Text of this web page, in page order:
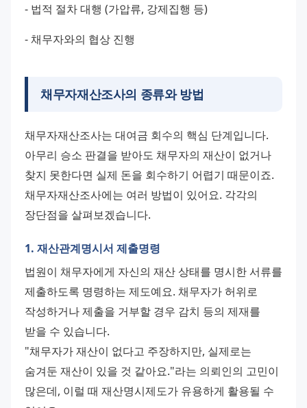
- 법적 절차 대행 (가압류, 강제집행 등)
- 채무자와의 협상 진행
채무자재산조사의 종류와 방법
채무자재산조사는 대여금 회수의 핵심 단계입니다.
아무리 승소 판결을 받아도 채무자의 재산이 없거나
찾지 못한다면 실제 돈을 회수하기 어렵기 때문이죠.
채무자재산조사에는 여러 방법이 있어요. 각각의
장단점을 살펴보겠습니다.
1. 재산관계명시서 제출명령
법원이 채무자에게 자신의 재산 상태를 명시한 서류를
제출하도록 명령하는 제도예요. 채무자가 허위로
작성하거나 제출을 거부할 경우 감치 등의 제재를
받을 수 있습니다.
"채무자가 재산이 없다고 주장하지만, 실제로는
숨겨둔 재산이 있을 것 같아요."라는 의뢰인의 고민이
많은데, 이럴 때 재산명시제도가 유용하게 활용될 수